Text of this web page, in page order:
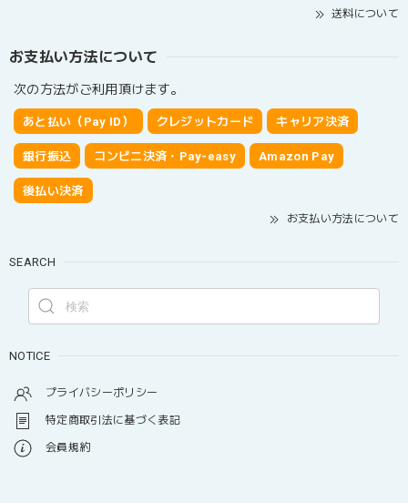
送料について
お支払い方法について
次の方法がご利用頂けます。
あと払い（Pay ID） クレジットカード キャリア決済
銀行振込 コンビニ決済・Pay-easy Amazon Pay
後払い決済
お支払い方法について
SEARCH
NOTICE
プライバシーポリシー
特定商取引法に基づく表記
会員規約